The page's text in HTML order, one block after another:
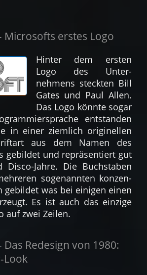
Microsofts erstes Logo
Hinter dem ersten
Logo des Unter­
nehmens steck­ten Bill
Gates und Paul Allen.
Das Logo könnte sogar
ent­stan­den
in einer ziem­lich ori­ginel­len
aus dem Namen des
ge­bil­det und re­prä­sen­tiert gut
Jahre. Die Buch­staben
so­genann­ten kon­zen­
ge­bil­det was bei ei­nigen einen
Es ist auch das ein­zige
auf zwei Zeilen.
Das Re­design von 1980:
Look